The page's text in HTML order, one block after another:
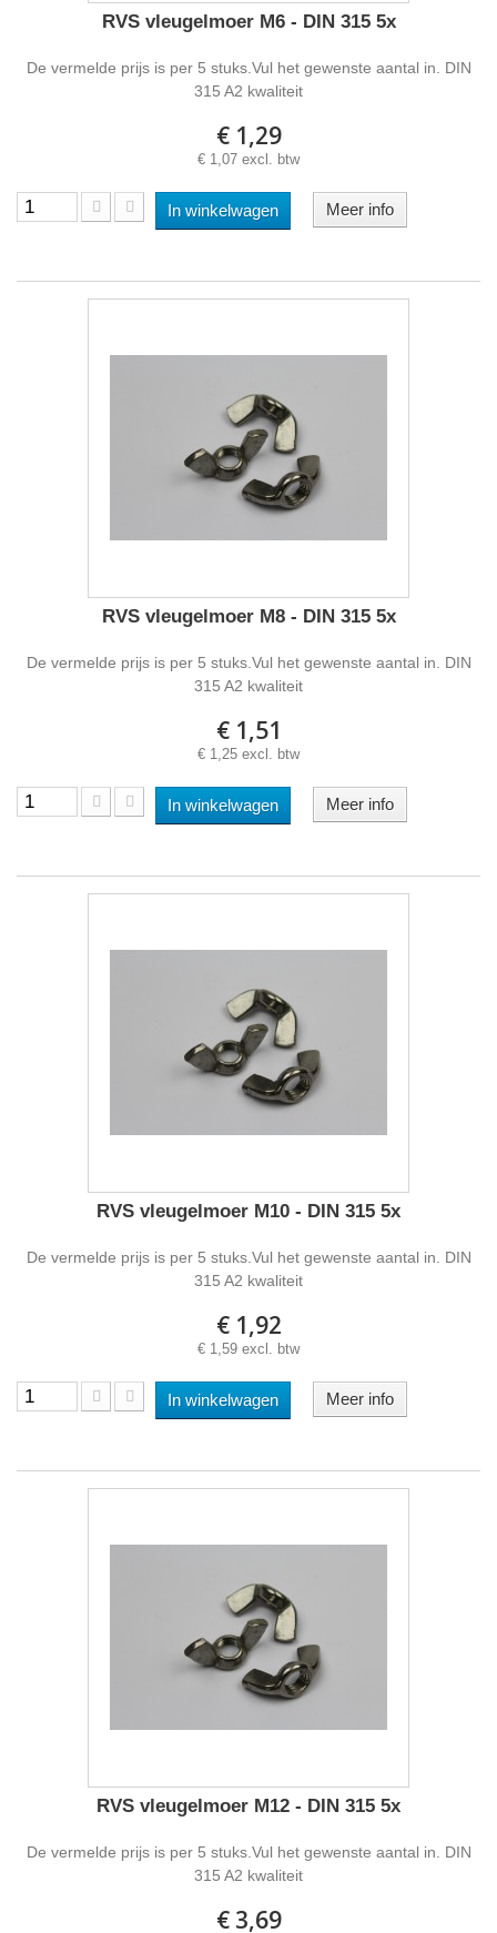
RVS vleugelmoer M6 - DIN 315 5x
De vermelde prijs is per 5 stuks.Vul het gewenste aantal in. DIN
315 A2 kwaliteit
€ 1,29
€ 1,07 excl. btw
In winkelwagen Meer info
RVS vleugelmoer M8 - DIN 315 5x
De vermelde prijs is per 5 stuks.Vul het gewenste aantal in. DIN
315 A2 kwaliteit
€ 1,51
€ 1,25 excl. btw
In winkelwagen Meer info
RVS vleugelmoer M10 - DIN 315 5x
De vermelde prijs is per 5 stuks.Vul het gewenste aantal in. DIN
315 A2 kwaliteit
€ 1,92
€ 1,59 excl. btw
In winkelwagen Meer info
RVS vleugelmoer M12 - DIN 315 5x
De vermelde prijs is per 5 stuks.Vul het gewenste aantal in. DIN
315 A2 kwaliteit
€ 3,69